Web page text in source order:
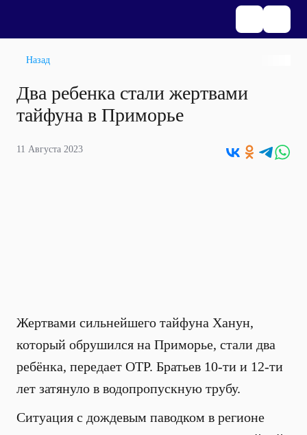
Назад
Два ребенка стали жертвами
тайфуна в Приморье
11 Августа 2023
Жертвами сильнейшего тайфуна Ханун,
который обрушился на Приморье, стали два
ребёнка, передает ОТР. Братьев 10-ти и 12-ти
лет затянуло в водопропускную трубу.
Ситуация с дождевым паводком в регионе